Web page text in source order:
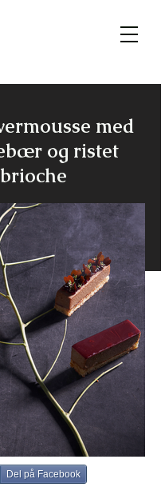
med
og ristet
brioche
Del på Facebook